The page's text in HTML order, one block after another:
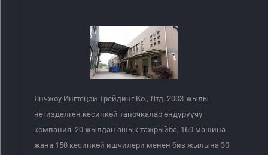
Янчжоу Ингтецзи Трейдинг Ко., Лтд. 2003-жылы
негизделген кесипкөй тапочкалар өндүрүүчү
компания. 20 жылдан ашык тажрыйба, 160 машина
жана 150 кесипкөй ишчилери менен биз жылына 30